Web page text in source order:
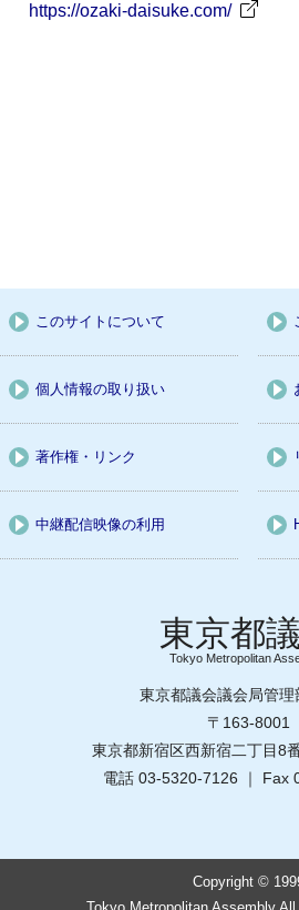
https://ozaki-daisuke.com/
このサイトについて
個人情報の取り扱い
著作権・リンク
中継配信映像の利用
Tokyo Metropolitan
東京都議会議会局管理
〒163-8001
東京都新宿区西新宿二丁目8
電話 03-5320-7126 ｜ Fax
Copyright ©
Tokyo Metropolitan Assembly